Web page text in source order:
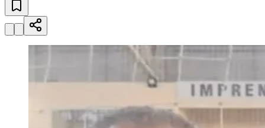
EsperançaJardim Graziela
JulioJardim Líbano
MutingaJardim Paraíso
Jardim São PedroJardim São SilvestreJardim SilveiraJardim
Nova AldeinhaOsasco
Parque dos
Parque Santa Luzia
do Bom Jesus
Recanto PhrynéaSantana de
Vila Barros Vila Boa VistaVila
Vila Nossa Sra. da
Vila PortoVotupoca
Para Sua Empresa